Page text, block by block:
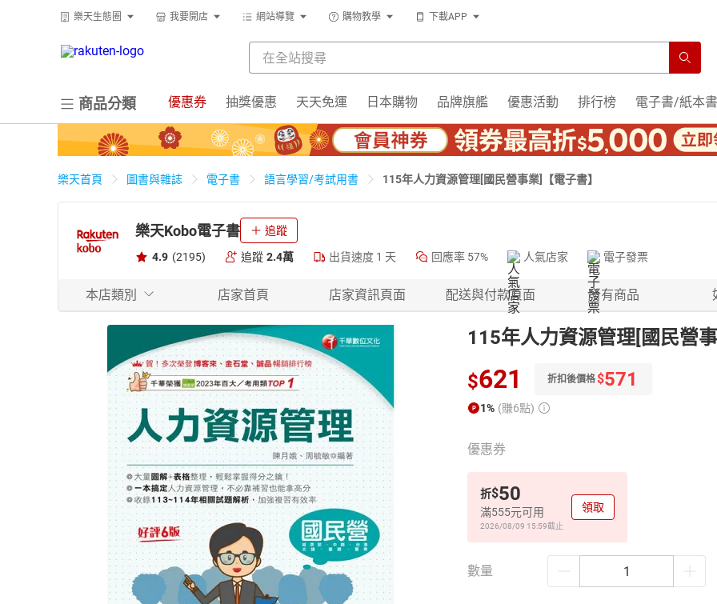
樂天生態圈 我要開店 網站導覽 購物教學 下載APP
商品分類 優惠券 抽獎優惠 天天免運 日本購物 品牌旗艦 優惠活動 排行榜 電子書/紙本書
樂天首頁 圖書與雜誌 電子書 語言學習/考試用書 115年人力資源管理[國民營事業]【電子書】
樂天Kobo電子書 追蹤
4.9 (2195) 追蹤 2.4萬 出貨速度 1 天 回應率 57% 人氣店家 電子發票
本店類別 店家首頁 店家資訊頁面 配送與付款頁面 所有商品
115年人力資源管理[國民營
$621 折扣後價格$571
1% (賺6點)
優惠券
折$50
滿555元可用
2026/08/09 15:59截止
領取
數量